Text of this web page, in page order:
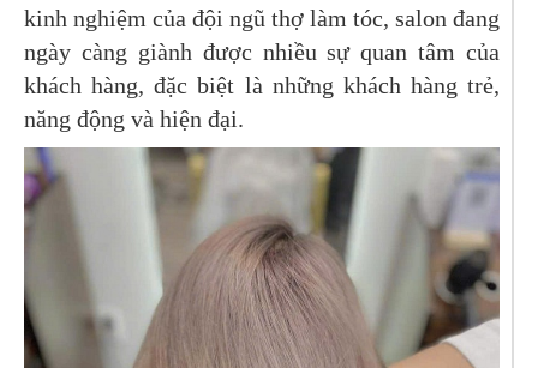
kinh nghiệm của đội ngũ thợ làm tóc, salon đang
ngày càng giành được nhiều sự quan tâm của
khách hàng, đặc biệt là những khách hàng trẻ,
năng động và hiện đại.